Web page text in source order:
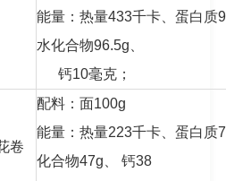
能量：热量433千卡、蛋白质
水化合物96.5g、
钙10毫克；
卷
配料：面100g
能量：热量223千卡、蛋白质
化合物47g、 钙38